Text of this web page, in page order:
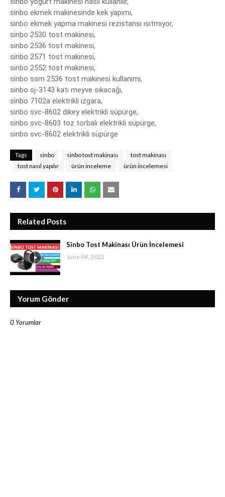
sinbo ekmek makinesinde kek yapımı,
sinbo ekmek yapma makinesi rezistansı ısıtmıyor,
sinbo 2530 tost makinesi,
sinbo 2536 tost makinesi,
sinbo 2571 tost makinesi,
sinbo 2552 tost makinesi,
sinbo ssm 2536 tost makinesi kullanımı,
sinbo sj-3143 katı meyve sıkacağı,
sinbo 7102a elektrikli izgara,
sinbo svc-8602 dikey elektrikli süpürge,
sinbo svc-8603 toz torbalı elektrikli süpürge,
sinbo svc-8602 elektrikli süpürge
Tags sinbo sinbo tost makinası
tost makinası
tost nasıl yapılır
ürün inceleme ürün incelemesi
Related Posts
Sinbo Tost Makinası Ürün İncelemesi
June 09, 2022
Yorum Gönder
0 Yorumlar